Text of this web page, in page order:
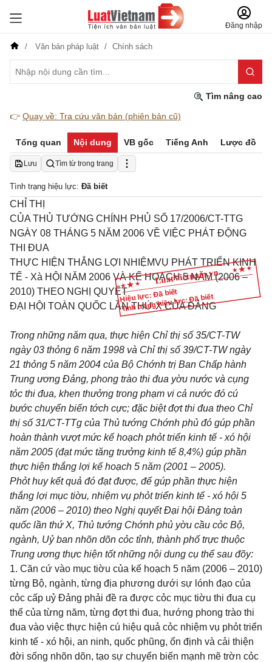
Đăng nhập
Văn bản pháp luật Chính sách
Tìm nâng cao
👉 Quay về: Tra cứu văn bản (phiên bản cũ)
Tổng quan Nội dung VB gốc Tiếng Anh Lược đồ
Lưu Tìm từ trong trang
Tình trạng hiệu lực: Đã biết
Hiệu lực: Đã biết
Tình trạng hiệu lực: Đã biết
CHỈ THỊ
CỦA THỦ TƯỚNG CHÍNH PHỦ SỐ 17/2006/CT-TTG
NGÀY 08 THÁNG 5 NĂM 2006 VỀ VIỆC PHÁT ĐỘNG
THI ĐUA
THỰC HIỆN THẮNG LỢI NHIỆMVỤ PHÁT TRIỂN KINH
TẾ - Xà HỘI NĂM 2006 VÀ KẾ HOẠCH 5 NĂM (2006 –
2010) THEO NGHỊ QUYẾT
ĐẠI HỘI TOÀN QUỐC LẦN THỨ X CỦA ĐẢNG
Trong những năm qua, thực hiện Chỉ thị số 35/CT-TW
ngày 03 thỏng 6 năm 1998 và Chỉ thị số 39/CT-TW ngày
21 thỏng 5 năm 2004 của Bộ Chớnh trị Ban Chấp hành
Trung ương Đảng, phong trào thi đua yờu nước và cụng
tỏc thi đua, khen thưởng trong phạm vi cả nước đó cú
bước chuyển biến tớch cực; đặc biệt đợt thi đua theo Chỉ
thị số 31/CT-TTg của Thủ tướng Chớnh phủ đó gúp phần
hoàn thành vượt mức kế hoạch phỏt triển kinh tế - xó hội
năm 2005 (đạt mức tăng trưởng kinh tế 8,4%) gúp phần
thực hiện thắng lợi kế hoạch 5 năm (2001 – 2005).
Phỏt huy kết quả đó đạt được, để gúp phần thực hiện
thắng lợi mục tiờu, nhiệm vụ phỏt triển kinh tế - xó hội 5
năm (2006 – 2010) theo Nghị quyết Đại hội Đảng toàn
quốc lần thứ X, Thủ tướng Chớnh phủ yờu cầu cỏc Bộ,
ngành, Uỷ ban nhõn dõn cỏc tỉnh, thành phố trực thuộc
Trung ương thực hiện tốt những nội dung cụ thể sau đõy:
1. Căn cứ vào mục tiờu của kế hoạch 5 năm (2006 – 2010)
từng Bộ, ngành, từng địa phương dưới sự lónh đạo của
cỏc cấp uỷ Đảng phải đề ra được cỏc mục tiờu thi đua cụ
thể của từng năm, từng đợt thi đua, hướng phong trào thi
đua vào việc thực hiện cú hiệu quả cỏc nhiệm vụ phỏt triển
kinh tế - xó hội, an ninh, quốc phũng, ổn định và cải thiện
đời sống nhõn dõn, tạo sự chuyển biến mạnh mẽ trờn cỏc